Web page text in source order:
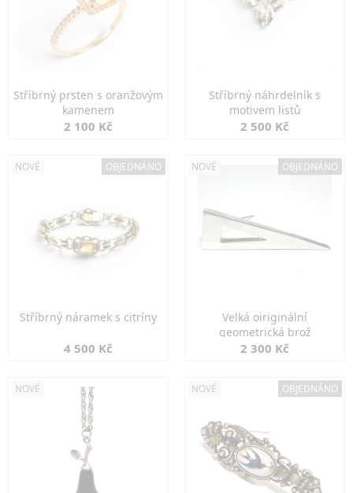
Stříbrný prsten s oranžovým
kamenem
2 100 Kč
Stříbrný náhrdelník s
motivem listů
2 500 Kč
NOVÉ OBJEDNÁNO
Stříbrný náramek s citríny
4 500 Kč
NOVÉ OBJEDNÁNO
Velká oiriginální
geometrická brož
2 300 Kč
NOVÉ NOVÉ OBJEDNÁNO